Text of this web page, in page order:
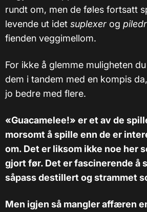
rundt om, men de føles fortsatt
levende ut idet suplexer og
fienden veggimellom.
For ikke å glemme muligheten
dem i tandem med en kompis
jo bedre med flere.
«Guacamelee!» er et av de
morsomt å spille enn de er
om. Det er liksom ikke noe her
gjort før. Det er fascinerende å
såpass destillert og strammet
Men igjen så mangler affæren